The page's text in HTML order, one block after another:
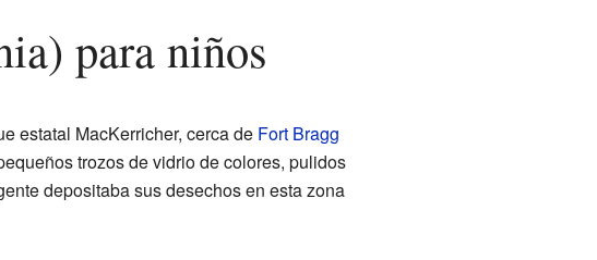
para niños
estatal MacKerricher, cerca de Fort Bragg
trozos de vidrio de colores, pulidos
depositaba sus desechos en esta zona